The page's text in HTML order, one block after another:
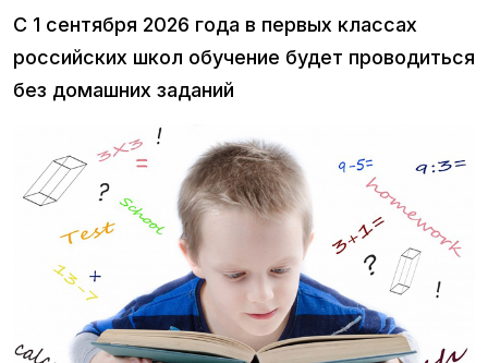
С 1 сентября 2026 года в первых классах
российских школ обучение будет проводиться
без домашних заданий